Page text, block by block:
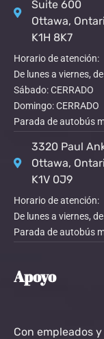
Suite 600
Ottawa,
K1H 8K7
Horario de atención:
De lunes a viernes,
Sábado: CERRADO
Domingo: CERRADO
Parada de autobús
3320 Paul
Ottawa,
K1V 0J9
Horario de atención:
De lunes a viernes,
Parada de autobús
Apoyo
Con empleados